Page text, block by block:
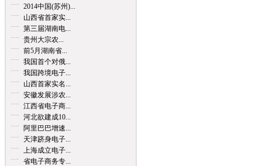
2014中国(苏州)...
山西省首家实...
第三届湖南电...
贵州大宗农...
前5月湖南省...
我国首个对俄...
我国跨境电子...
山西首家实名...
安徽发展涉农...
江西省电子商...
河北欲建成10...
阿里巴巴增速...
天津跻身电子...
上海成立电子...
省电子商务专...